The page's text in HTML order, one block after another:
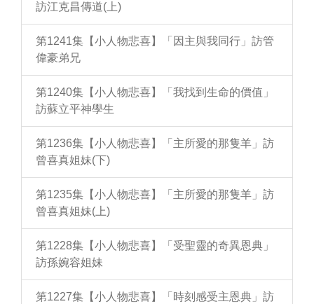
訪江克昌傳道(上)
第1241集【小人物悲喜】「因主與我同行」訪管
偉豪弟兄
第1240集【小人物悲喜】「我找到生命的價值」
訪蘇立平神學生
第1236集【小人物悲喜】「主所愛的那隻羊」訪
曾喜真姐妹(下)
第1235集【小人物悲喜】「主所愛的那隻羊」訪
曾喜真姐妹(上)
第1228集【小人物悲喜】「受聖靈的奇異恩典」
訪孫婉容姐妹
第1227集【小人物悲喜】「時刻感受主恩典」訪